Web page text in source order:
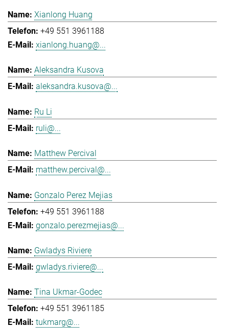
Xianlong Huang
+49 551 3961188
xianlong.huang@...
Aleksandra Kusova
aleksandra.kusova@...
Ru Li
ruli@...
Matthew Percival
matthew.percival@...
Gonzalo Perez Mejias
+49 551 3961188
gonzalo.perezmejias@...
Gwladys Riviere
gwladys.riviere@...
Tina Ukmar-Godec
+49 551 3961185
tukmarg@...